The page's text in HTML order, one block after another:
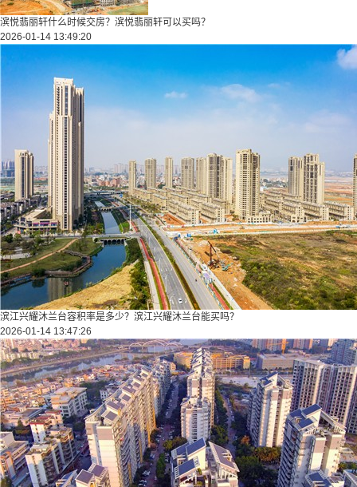
滨悦翡丽轩什么时候交房？滨悦翡丽轩可以买吗？
2026-01-14 13:49:20
滨江兴耀沐兰台容积率是多少？滨江兴耀沐兰台能买吗？
2026-01-14 13:47:26